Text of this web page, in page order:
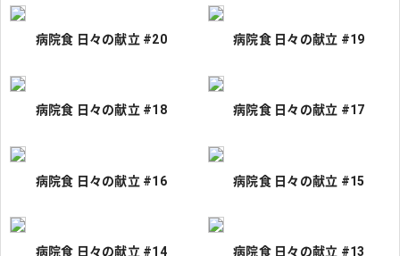
病院食 日々の献立 #20 病院食 日々の献立 #19
病院食 日々の献立 #18 病院食 日々の献立 #17
病院食 日々の献立 #16 病院食 日々の献立 #15
病院食 日々の献立 #14 病院食 日々の献立 #13